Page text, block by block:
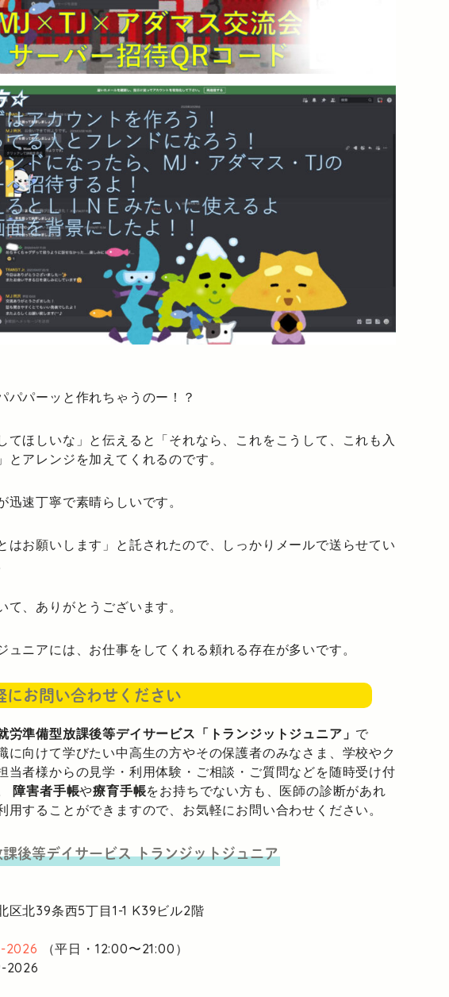
パパーッと作れちゃうのー！？
てほしいな」と伝えると「それなら、これをこうして、これも入
とアレンジを加えてくれるのです。
迅速丁寧で素晴らしいです。
はお願いします」と託されたので、しっかりメールで送らせてい
て、ありがとうございます。
ュニアには、お仕事をしてくれる頼れる存在が多いです。
にお問い合わせください
労準備型放課後等デイサービス「トランジットジュニア」 で
に向けて学びたい中高生の方やその保護者のみなさま、学校やク
当者様からの見学・利用体験・ご相談・ご質問などを随時受け付
障害者手帳や療育手帳をお持ちでない方も、医師の診断があれ
用することができますので、お気軽にお問い合わせください。
後等デイサービストランジットジュニア
区北39条西5丁目1-1 K39ビル2階
2026 （平日・12:00〜21:00）
2026